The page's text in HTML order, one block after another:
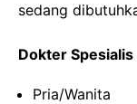
sedang
Dokter Spesialis
Pria/Wanita